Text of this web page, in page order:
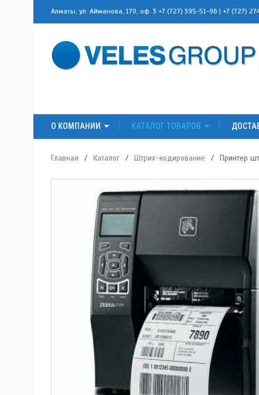
Алматы, ул. Айманова, 170, оф. 3 +7 (727) 395-51-96 | +7 (727)
О КОМПАНИИ КАТАЛОГ ТОВАРОВ
Главная / Каталог / Штрих-кодирование / Принтер